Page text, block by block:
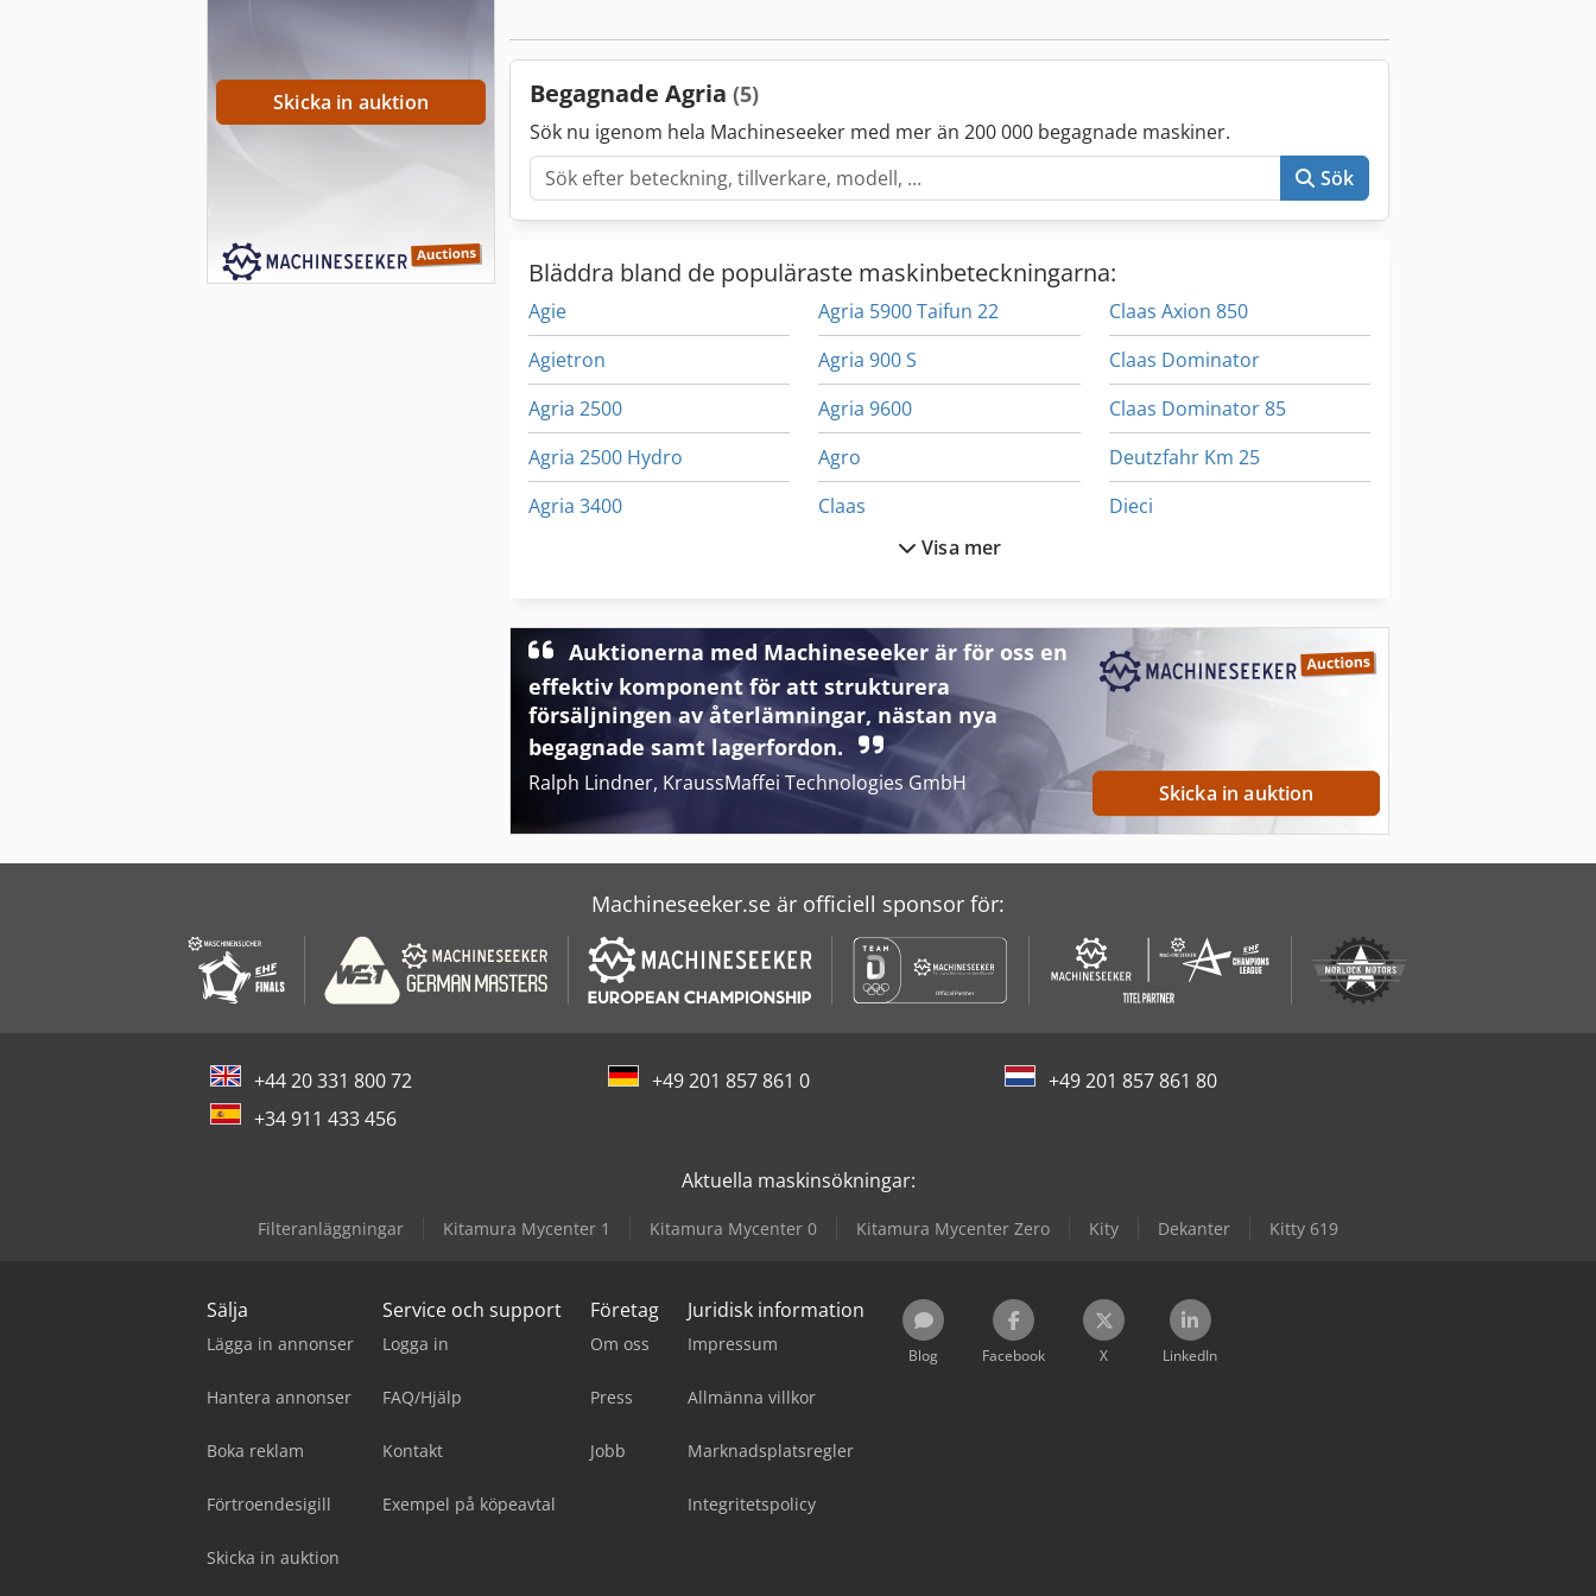
Skicka in auktion Begagnade Agria (5)
Sök nu igenom hela Machineseeker med mer än 200 000 begagnade maskiner.
Sök
Bläddra bland de populäraste maskinbeteckningarna:
Agie
Agietron
Agria 2500
Agria 2500 Hydro
Agria 3400
Agria 5900 Cyclone 22
Agria 5900 Taifun 18
Agria 5900 Taifun 22
Agria 900 S
Agria 9600
Agro
Claas
Claas Arion 540
Claas Axion 820
Claas Axion 840 Cmatic
Claas Axion 850
Claas Dominator
Claas Dominator 85
Deutzfahr Km 25
Dieci
Visa mer
Auktionerna med Machineseeker är för oss en
effektiv komponent för att strukturera
försäljningen av återlämningar, nästan nya
begagnade samt lagerfordon.
Ralph Lindner, KraussMaffei Technologies GmbH Skicka in auktion
Machineseeker.se är officiell sponsor för:
+44 20 331 800 72 +49 201 857 861 0
+49 201 857 861 80
+34 911 433 456
Aktuella maskinsökningar:
Filteranläggningar Kitamura Mycenter 1 Kitamura Mycenter 0 Kitamura Mycenter Zero Kity Dekanter Kitty 619
Sälja
Lägga in annonser
Hantera annonser
Boka reklam
Förtroendesigill
Skicka in auktion
Service och support
Logga in
FAQ/Hjälp
Kontakt
Exempel på köpeavtal
Företag
Om oss
Press
Jobb
Juridisk information
Impressum
Allmänna villkor
Marknadsplatsregler
Integritetspolicy
Blog Facebook X LinkedIn